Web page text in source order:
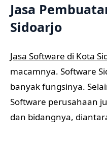
Jasa
Sidoarjo
Jasa Software di Kota
macamnya. Software
banyak fungsinya.
Software perusahaan
dan bidangnya,